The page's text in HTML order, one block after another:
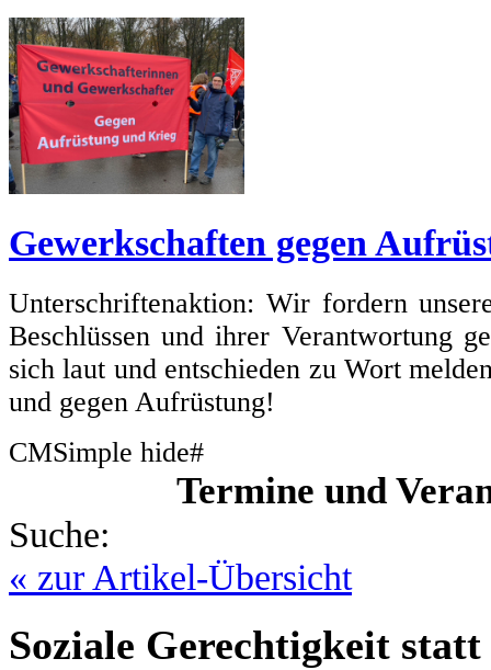
Gewerkschaften gegen
Unterschriftenaktion: Wir fordern
Beschlüssen und ihrer Verantwortung
sich laut und entschieden zu Wort
und gegen Aufrüstung!
CMSimple hide#
Termine und
Suche:
« zur Artikel-Übersicht
Soziale Gerechtigkeit